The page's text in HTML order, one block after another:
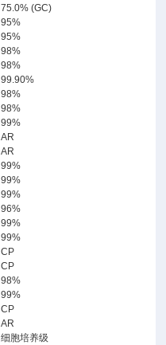
75.0% (GC)
95%
95%
98%
98%
99.90%
98%
98%
99%
AR
AR
99%
99%
99%
96%
99%
99%
CP
CP
98%
99%
CP
AR
细胞培养级